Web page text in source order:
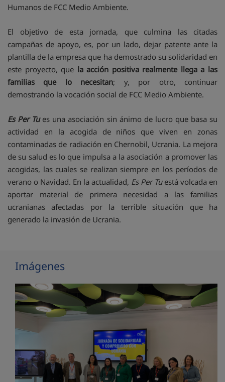
Humanos de FCC Medio Ambiente.
El objetivo de esta jornada, que culmina las citadas
campañas de apoyo, es, por un lado, dejar patente ante la
plantilla de la empresa que ha demostrado su solidaridad en
este proyecto, que la acción positiva realmente llega a las
familias que lo necesitan; y, por otro, continuar
demostrando la vocación social de FCC Medio Ambiente.
Es Per Tues una asociación sin ánimo de lucro que basa su
actividad en la acogida de niños que viven en zonas
contaminadas de radiación en Chernobil, Ucrania. La mejora
de su salud es lo que impulsa a la asociación a promover las
acogidas, las cuales se realizan siempre en los períodos de
verano o Navidad. En la actualidad, Es Per Tu está volcada en
aportar material de primera necesidad a las familias
ucranianas afectadas por la terrible situación que ha
generado la invasión de Ucrania.
Imágenes